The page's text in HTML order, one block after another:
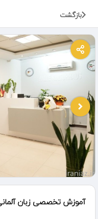
بازگشت
آموزش تخصصی زبان